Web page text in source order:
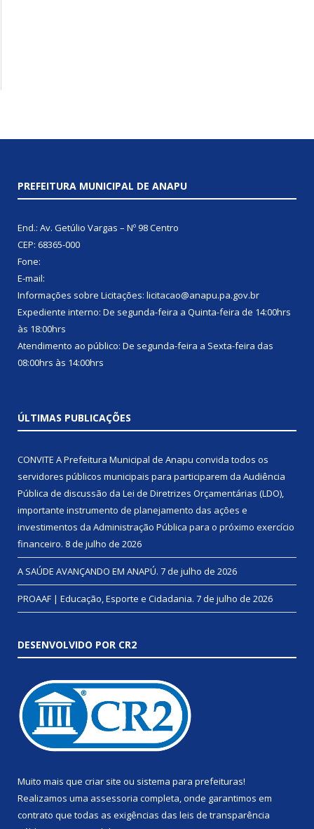
PREFEITURA MUNICIPAL DE ANAPU
End.: Av. Getúlio Vargas – Nº 98 Centro
CEP: 68365-000
Fone:
E-mail:
Informações sobre Licitações: licitacao@anapu.pa.gov.br
Expediente interno: De segunda-feira a Quinta-feira de 14:00hrs
às 18:00hrs
Atendimento ao público: De segunda-feira a Sexta-feira das
08:00hrs às 14:00hrs
ÚLTIMAS PUBLICAÇÕES
CONVITE A Prefeitura Municipal de Anapu convida todos os
servidores públicos municipais para participarem da Audiência
Pública de discussão da Lei de Diretrizes Orçamentárias (LDO),
importante instrumento de planejamento das ações e
investimentos da Administração Pública para o próximo exercício
financeiro. 8 de julho de 2026
A SAÚDE AVANÇANDO EM ANAPÚ. 7 de julho de 2026
PROAAF | Educação, Esporte e Cidadania. 7 de julho de 2026
DESENVOLVIDO POR CR2
Muito mais que criar site ou sistema para prefeituras!
Realizamos uma assessoria completa, onde garantimos em
contrato que todas as exigências das leis de transparência